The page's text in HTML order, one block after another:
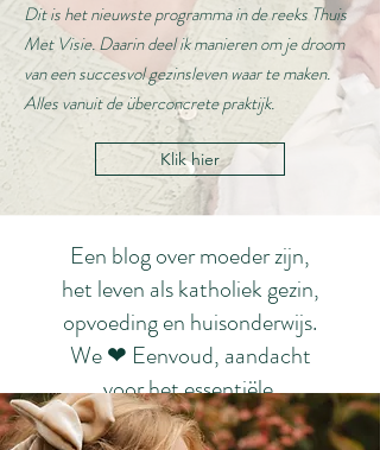
Dit is het nieuwste programma in de reeks Thuis
Met Visie. Daarin deel ik manieren om je droom
van een succesvol gezinsleven waar te maken.
Alles vanuit de überconcrete praktijk.
Klik hier
Een blog over moeder zijn,
het leven als katholiek gezin,
opvoeding en huisonderwijs.
We ❤ Eenvoud, aandacht
voor het essentiële.
Schoonheid. Rust. ❤